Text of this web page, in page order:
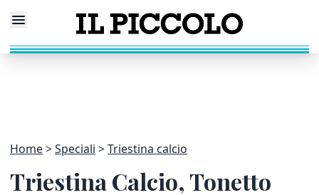
Home Speciali Triestina calcio
Triestina Calcio, Tonetto